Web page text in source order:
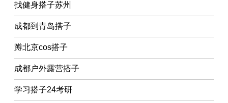
找健身搭子苏州
成都到青岛搭子
蹲北京cos搭子
成都户外露营搭子
学习搭子24考研